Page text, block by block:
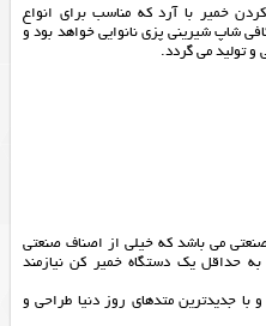
خمیر با آرد که مناسب برای انواع
شاپ شیرینی پزی نانوایی خواهد بود و
تولید می گردد.
می باشد که خیلی از اصناف صنعتی
حداقل یک دستگاه خمیر کن نیازمند
جدیدترین متدهای روز دنیا طراحی و